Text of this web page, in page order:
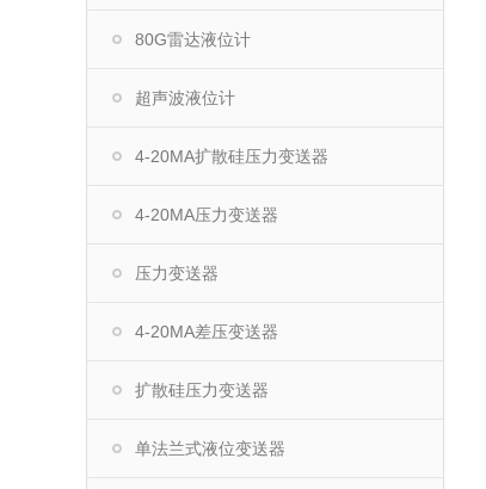
80G雷达液位计
超声波液位计
4-20MA扩散硅压力变送器
4-20MA压力变送器
压力变送器
4-20MA差压变送器
扩散硅压力变送器
单法兰式液位变送器